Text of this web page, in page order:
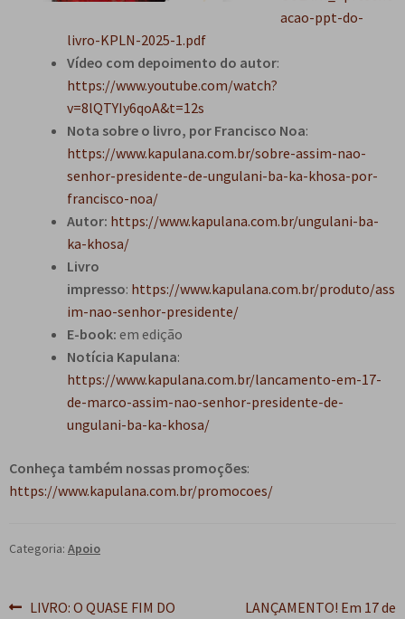
e
n
acao-ppt-do-
livro-KPLN-2025-1.pdf
Vídeo com depoimento do autor:
https://www.youtube.com/watch?
v=8lQTYIy6qoA&t=12s
Nota sobre o livro, por Francisco Noa:
https://www.kapulana.com.br/sobre-assim-nao-
senhor-presidente-de-ungulani-ba-ka-khosa-por-
francisco-noa/
Autor: https://www.kapulana.com.br/ungulani-ba-
ka-khosa/
Livro
impresso: https://www.kapulana.com.br/produto/ass
im-nao-senhor-presidente/
E-book: em edição
Notícia Kapulana:
https://www.kapulana.com.br/lancamento-em-17-
de-marco-assim-nao-senhor-presidente-de-
ungulani-ba-ka-khosa/
Conheça também nossas promoções:
https://www.kapulana.com.br/promocoes/
Categoria: Apoio
Post
LIVRO: O QUASE FIM DO
Próximo
LANÇAMENTO! Em 17 de